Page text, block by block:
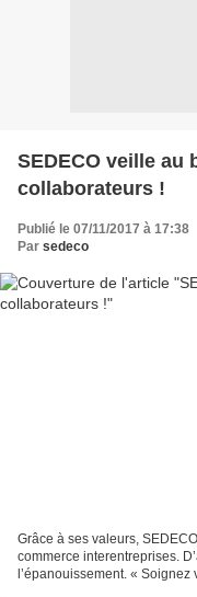
SEDECO veille au
collaborateurs !
Publié le 07/11/2017 à 17:38
Par sedeco
Grâce à ses valeurs,
commerce interentreprises.
l’épanouissement. «